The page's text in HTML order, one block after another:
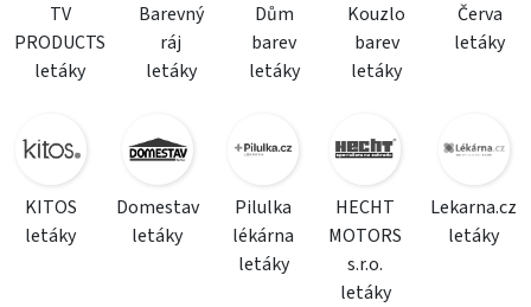
TV
PRODUCTS
letáky
Barevný
ráj
letáky
Dům
barev
letáky
Kouzlo
barev
letáky
Červa
letáky
KITOS
letáky
Domestav
letáky
Pilulka
lékárna
letáky
HECHT
MOTORS
s.r.o.
letáky
Lekarna.cz
letáky